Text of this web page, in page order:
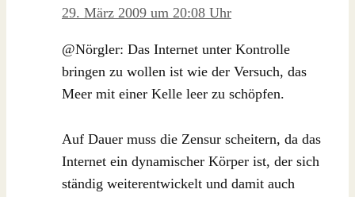
29. März 2009 um 20:08 Uhr
@Nörgler: Das Internet unter Kontrolle
bringen zu wollen ist wie der Versuch, das
Meer mit einer Kelle leer zu schöpfen.
Auf Dauer muss die Zensur scheitern, da das
Internet ein dynamischer Körper ist, der sich
ständig weiterentwickelt und damit auch